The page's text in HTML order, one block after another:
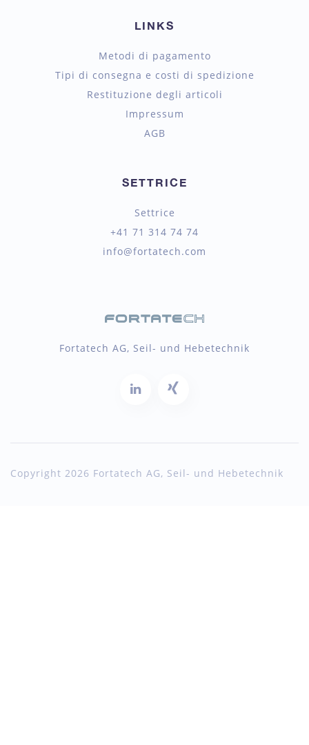
LINKS
Metodi di pagamento
Tipi di consegna e costi di spedizione
Restituzione degli articoli
Impressum
AGB
SETTRICE
Settrice
+41 71 314 74 74
info@fortatech.com
Fortatech AG, Seil- und Hebetechnik
Copyright 2026 Fortatech AG, Seil- und Hebetechnik